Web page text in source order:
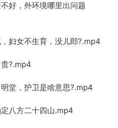
好，外环境哪里出问题
妇女不生育，没儿郎?.mp4
?.mp4
堂，护卫是啥意思?.mp4
八方二十四山.mp4